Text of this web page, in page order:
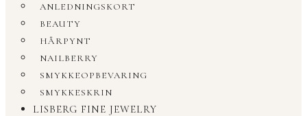
ANLEDNINGSKORT
BEAUTY
HÅRPYNT
NAILBERRY
SMYKKEOPBEVARING
SMYKKESKRIN
LISBERG FINE JEWELRY